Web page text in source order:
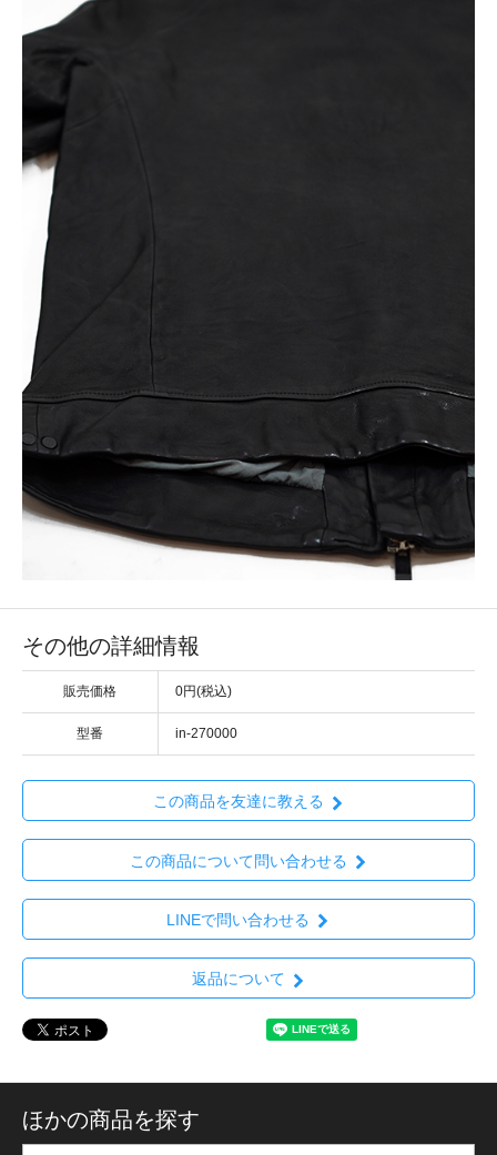
その他の詳細情報
販売価格 0円(税込)
型番 in-270000
この商品を友達に教える
この商品について問い合わせる
LINEで問い合わせる
返品について
ほかの商品を探す